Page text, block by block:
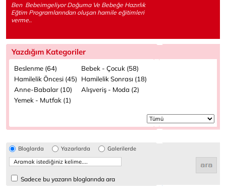
Ben Bebeimgeliyor Doğuma Ve Bebeğe Hazırlık
Eğtim Programlarından oluşan hamile eğitimleri
verme..
Yazdığım Kategoriler
Beslenme (64)
Bebek - Çocuk (58)
Hamilelik Öncesi (45)
Hamilelik Sonrası (18)
Anne-Babalar (10)
Alışveriş - Moda (2)
Yemek - Mutfak (1)
Bloglarda Yazarlarda Galerilerde
Sadece bu yazarın bloglarında ara